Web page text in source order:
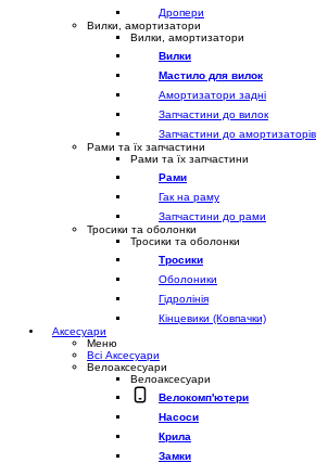
Дропери
Вилки, амортизатори
Вилки, амортизатори
Вилки
Мастило для вилок
Амортизатори задні
Запчастини до вилок
Запчастини до амортизаторів
Рами та їх запчастини
Рами та їх запчастини
Рами
Гак на раму
Запчастини до рами
Тросики та оболонки
Тросики та оболонки
Тросики
Оболоники
Гідролінія
Кінцевики (Ковпачки)
Аксесуари
Меню
Всі Аксесуари
Велоаксесуари
Велоаксесуари
Велокомп'ютери
Насоси
Крила
Замки